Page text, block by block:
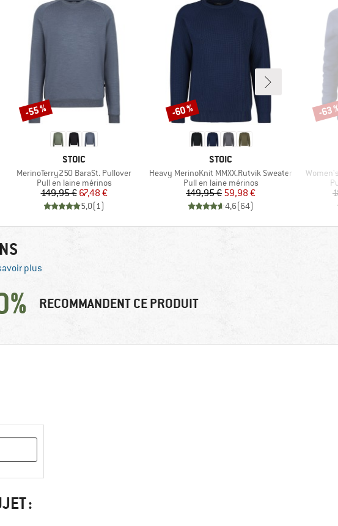
MARQUE
STOIC
Article
MerinoTerry250 BaraSt. Pullover
Product group
Pull en laine mérinos
Prix
149,95 €Prix réduit
67,48 €
5,0(1)
Remise
-55 %
MARQUE
STOIC
Article
Heavy MerinoKnit MMXX.Rutvik Sweater
Product group
Pull en laine mérinos
Prix
149,95 €Prix réduit
59,98 €
4,6(64)
Remise
-60 %
Article
-63
plus
RECOMMANDENT CE PRODUIT
: